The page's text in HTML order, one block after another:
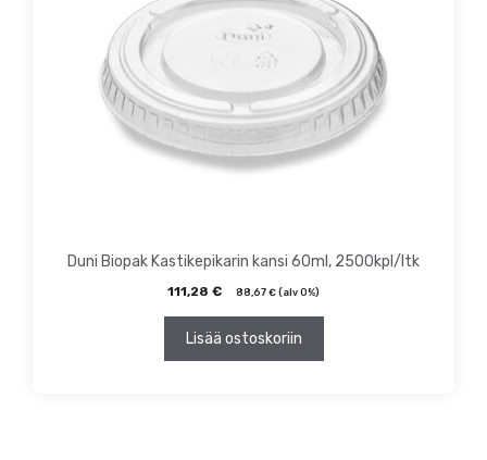
Duni Biopak Kastikepikarin kansi 60ml, 2500kpl/ltk
111,28 € 88,67 € (alv 0%)
Lisää ostoskoriin